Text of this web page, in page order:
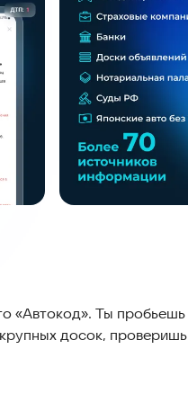
«Автокод». Ты пробьешь
досок, проверишь